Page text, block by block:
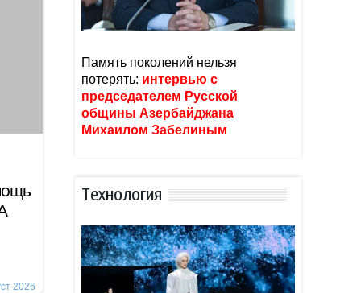
2026
Память поколений нельзя
потерять: интервью с
председателем Русской
общины Азербайджана
Михаилом Забелиным
Тexнoлoгия